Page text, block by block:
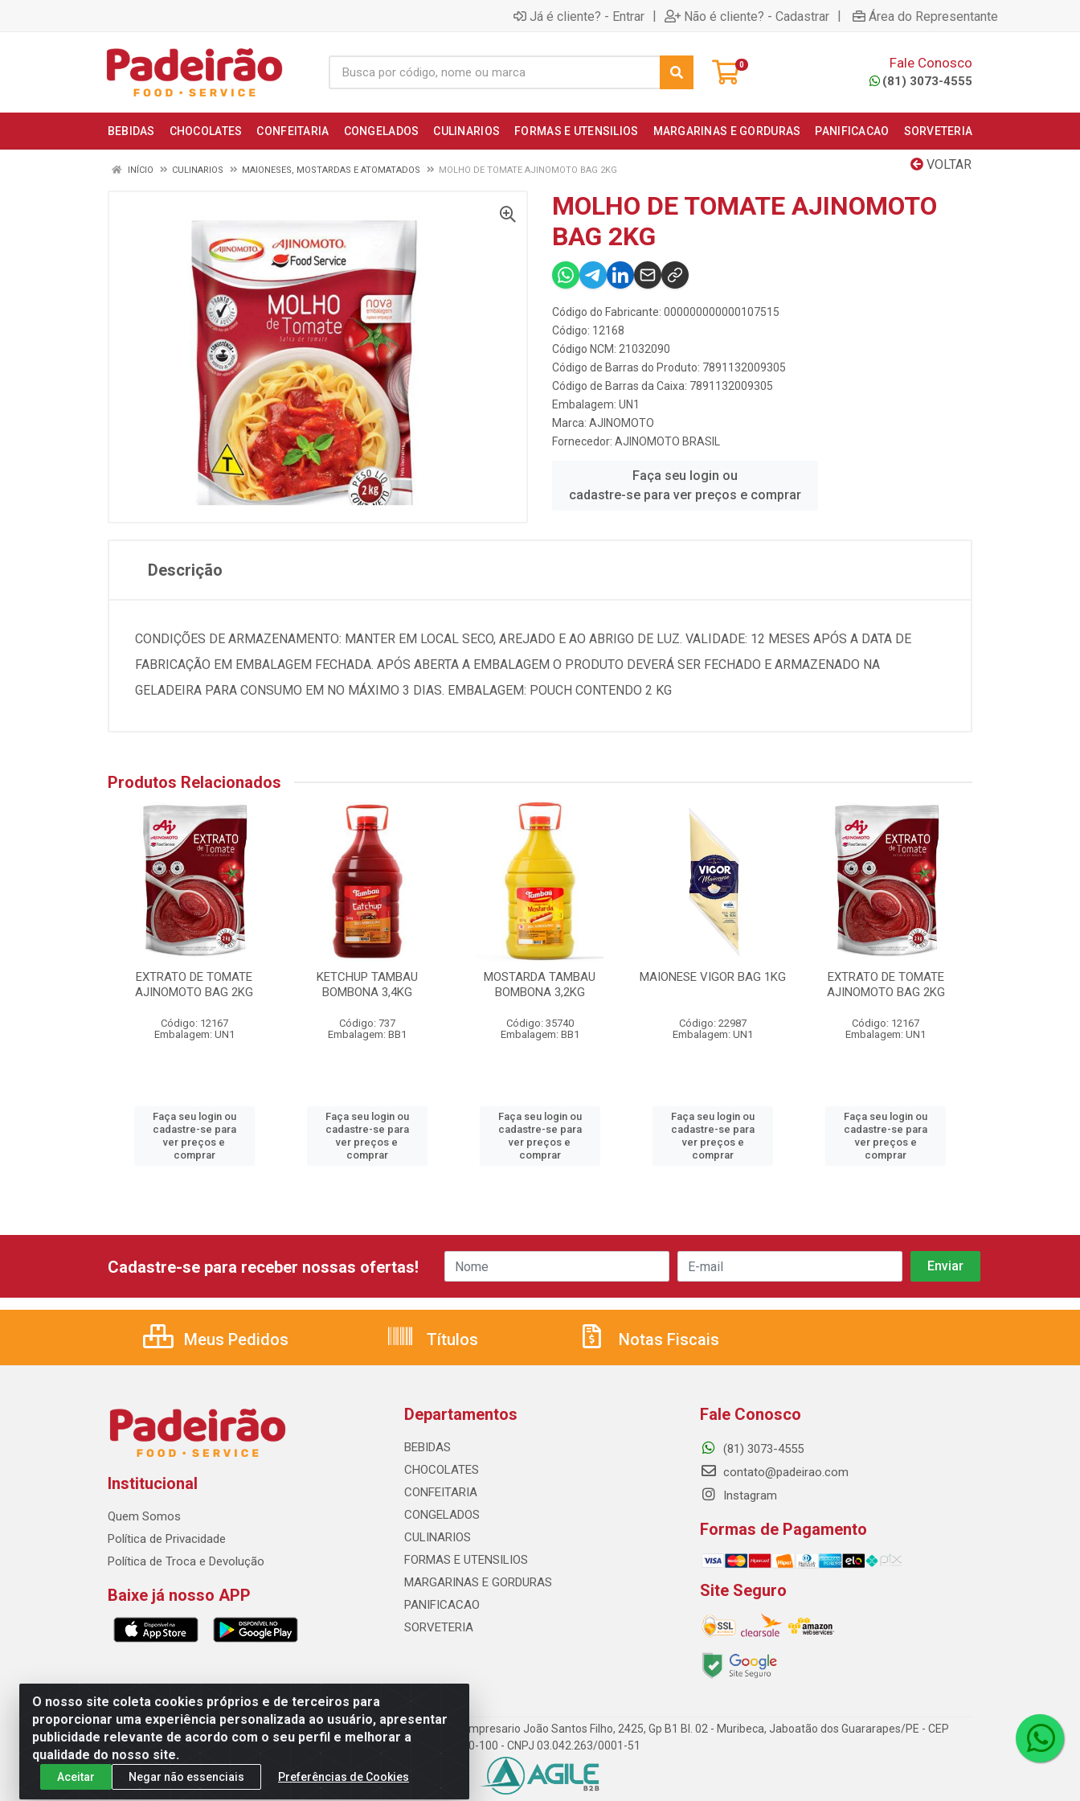
Já é cliente? - Entrar | Não é cliente? - Cadastrar | Área do Representante
0 Fale Conosco
(81) 3073-4555
BEBIDAS CHOCOLATES CONFEITARIA CONGELADOS CULINARIOS FORMAS E UTENSILIOS MARGARINAS E GORDURAS PANIFICACAO SORVETERIA
VOLTAR
INÍCIO CULINARIOS MAIONESES, MOSTARDAS E ATOMATADOS MOLHO DE TOMATE AJINOMOTO BAG 2KG
MOLHO DE TOMATE AJINOMOTO
BAG 2KG
Código do Fabricante: 000000000000107515
Código: 12168
Código NCM: 21032090
Código de Barras do Produto: 7891132009305
Código de Barras da Caixa: 7891132009305
Embalagem: UN1
Marca: AJINOMOTO
Fornecedor: AJINOMOTO BRASIL
Faça seu login ou
cadastre-se para ver preços e comprar
Descrição
CONDIÇÕES DE ARMAZENAMENTO: MANTER EM LOCAL SECO, AREJADO E AO ABRIGO DE LUZ. VALIDADE: 12 MESES APÓS A DATA DE
FABRICAÇÃO EM EMBALAGEM FECHADA. APÓS ABERTA A EMBALAGEM O PRODUTO DEVERÁ SER FECHADO E ARMAZENADO NA
GELADEIRA PARA CONSUMO EM NO MÁXIMO 3 DIAS. EMBALAGEM: POUCH CONTENDO 2 KG
Produtos Relacionados
EXTRATO DE TOMATE
AJINOMOTO BAG 2KG
Código: 12167
Embalagem: UN1
Faça seu login ou
cadastre-se para
ver preços e
comprar
KETCHUP TAMBAU
BOMBONA 3,4KG
Código: 737
Embalagem: BB1
Faça seu login ou
cadastre-se para
ver preços e
comprar
MOSTARDA TAMBAU
BOMBONA 3,2KG
Código: 35740
Embalagem: BB1
Faça seu login ou
cadastre-se para
ver preços e
comprar
MAIONESE VIGOR BAG 1KG
Código: 22987
Embalagem: UN1
Faça seu login ou
cadastre-se para
ver preços e
comprar
EXTRATO DE TOMATE
AJINOMOTO BAG 2KG
Código: 12167
Embalagem: UN1
Faça seu login ou
cadastre-se para
ver preços e
comprar
O nosso site coleta cookies próprios e de terceiros para
proporcionar uma experiência personalizada ao usuário, apresentar
publicidade relevante de acordo com o seu perfil e melhorar a
qualidade do nosso site.
Aceitar Negar não essenciais Preferências de Cookies
Cadastre-se para receber nossas ofertas!
Meus Pedidos Títulos Notas Fiscais
Institucional
Quem Somos
Política de Privacidade
Política de Troca e Devolução
Baixe já nosso APP
Departamentos
BEBIDAS
CHOCOLATES
CONFEITARIA
CONGELADOS
CULINARIOS
FORMAS E UTENSILIOS
MARGARINAS E GORDURAS
PANIFICACAO
SORVETERIA
Fale Conosco
(81) 3073-4555
contato@padeirao.com
Instagram
Formas de Pagamento
Site Seguro
Padeirão Comércio de Produtos Para Panificação LTDA - Rodovia Empresario João Santos Filho, 2425, Gp B1 Bl. 02 - Muribeca, Jaboatão dos Guararapes/PE - CEP
54.350-100 - CNPJ 03.042.263/0001-51